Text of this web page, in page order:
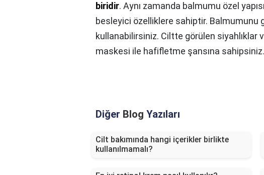
biridir. Aynı zamanda balmumu özel
besleyici özelliklere sahiptir. Balmumunu
kullanabilirsiniz. Ciltte görülen siyahlıklar
maskesi ile hafifletme şansına sahipsiniz.
Diğer Blog Yazıları
Cilt bakımında hangi içerikler birlikte
kullanılmamalı?